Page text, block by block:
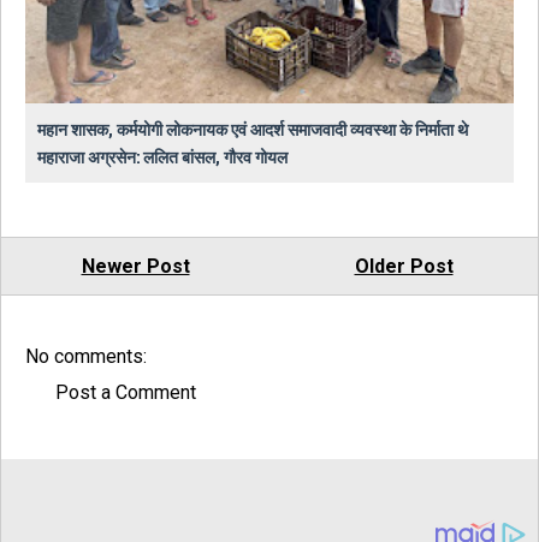
महान शासक, कर्मयोगी लोकनायक एवं आदर्श समाजवादी व्यवस्था के निर्माता थे
महाराजा अग्रसेन: ललित बांसल, गौरव गोयल
Newer Post Older Post
No comments:
Post a Comment